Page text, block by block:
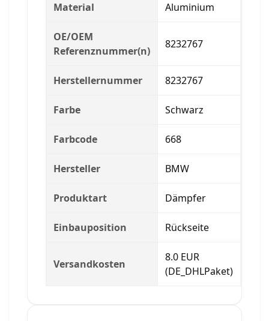
Material Aluminium
OE/OEM
Referenznummer(n)
8232767
Herstellernummer 8232767
Farbe Schwarz
Farbcode 668
Hersteller BMW
Produktart Dämpfer
Einbauposition Rückseite
Versandkosten
8.0 EUR
(DE_DHLPaket)